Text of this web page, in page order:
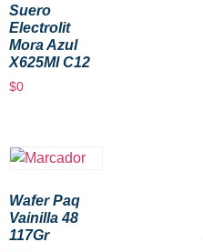
Suero
Electrolit
Mora Azul
X625Ml C12
$0
Wafer Paq
Vainilla 48
117Gr